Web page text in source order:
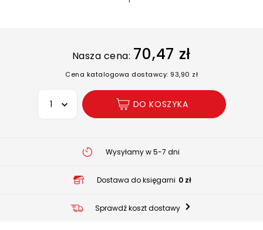
Nasza cena: 70,47 zł
Cena katalogowa dostawcy: 93,90 zł
Wybierz opcję
DO KOSZYKA
Wysyłamy w 5-7 dni
Dostawa do księgarni 0 zł
Sprawdź koszt dostawy